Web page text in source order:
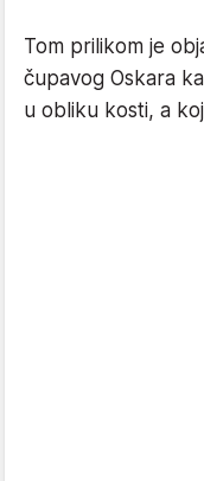
Tom prilikom je
čupavog Oskara
u obliku kosti, a